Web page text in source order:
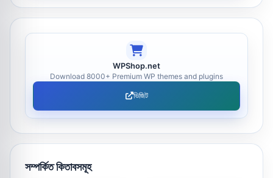
WPShop.net
Download 8000+ Premium WP themes and plugins
ভিজিট
সম্পর্কিত কিতাবসমূহ